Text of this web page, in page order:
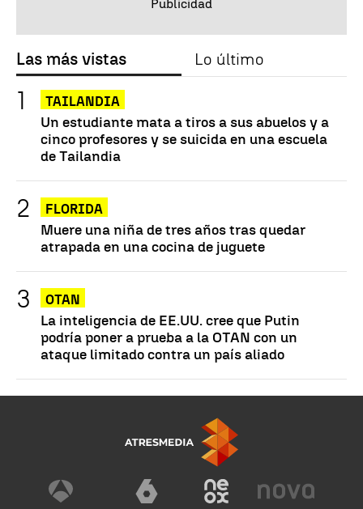
Las más vistas Lo último
TAILANDIA
Un estudiante mata a tiros a sus abuelos y a
cinco profesores y se suicida en una escuela
de Tailandia
FLORIDA
Muere una niña de tres años tras quedar
atrapada en una cocina de juguete
OTAN
La inteligencia de EE.UU. cree que Putin
podría poner a prueba a la OTAN con un
ataque limitado contra un país aliado